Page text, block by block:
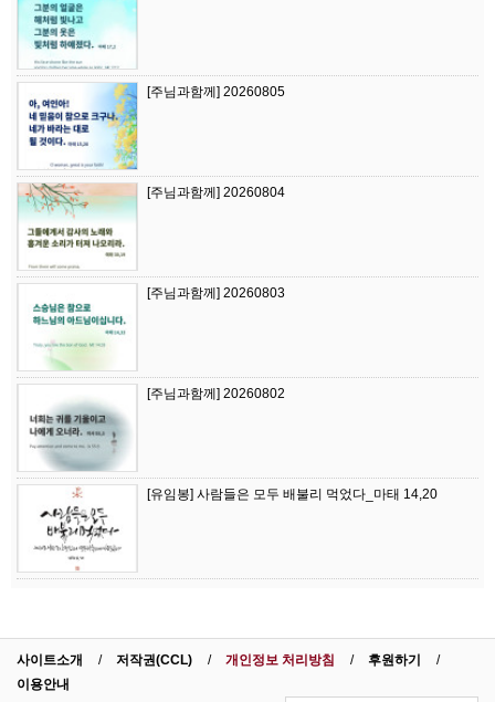
[주님과함께] 20260805
[주님과함께] 20260804
[주님과함께] 20260803
[주님과함께] 20260802
[유임봉] 사람들은 모두 배불리 먹었다_마태 14,20
사이트소개 저작권(CCL) 개인정보 처리방침
후원하기
이용안내